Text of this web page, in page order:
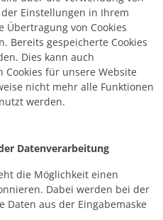
Einstellungen in Ihrem
Übertragung von Cookies
Bereits gespeicherte Cookies
Dies kann auch
für unsere Website
nicht mehr alle Funktionen
werden.
Datenverarbeitung
die Möglichkeit einen
Dabei werden bei der
aus der Eingabemaske